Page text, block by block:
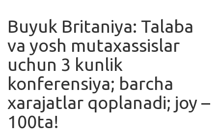
Ishlar
Kurslar
Blog
Yana
Buyuk Britaniya: Talaba
va yosh mutaxassislar
uchun 3 kunlik
konferensiya; barcha
xarajatlar qoplanadi; joy –
100ta!